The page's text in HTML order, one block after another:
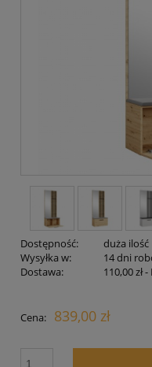
Dostępność:
duża ilość
Wysyłka w:
14 dni
Dostawa:
110,00 zł-
Cena nie zawiera
Cena: 839,00 zł